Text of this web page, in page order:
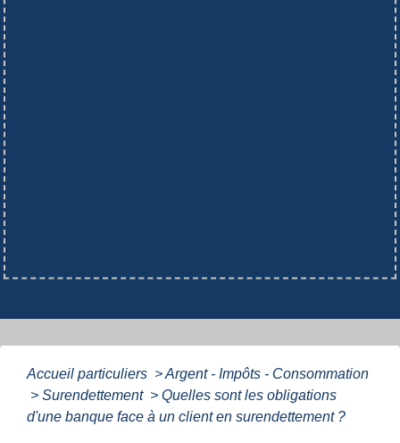
Accueil particuliers >Argent - Impôts - Consommation
> Surendettement > Quelles sont les obligations
d'une banque face à un client en surendettement ?